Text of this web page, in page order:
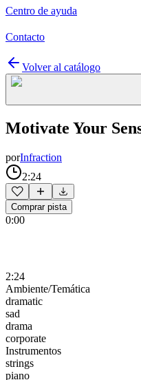
Centro de ayuda
Contacto
Volver al catálogo
Motivate Your
porInfraction
2:24
Comprar pista
0:00
2:24
Ambiente/Temática
dramatic
sad
drama
corporate
Instrumentos
strings
piano